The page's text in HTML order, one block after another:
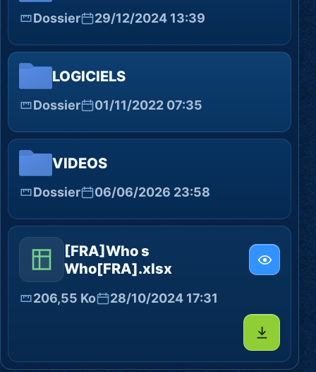
Dossier 29/12/2024 13:39
LOGICIELS
Dossier 01/11/2022 07:35
VIDEOS
Dossier 06/06/2026 23:58
[FRA]Who s
Who[FRA].xlsx
206,55 Ko 28/10/2024 17:31